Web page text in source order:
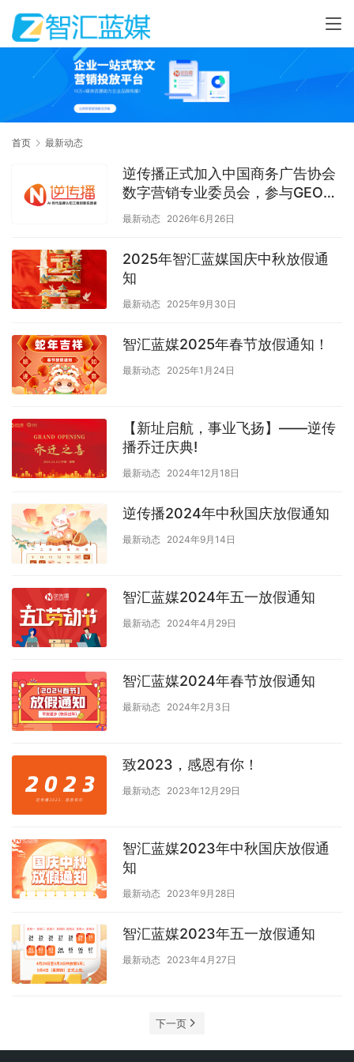
首页 最新动态
逆传播正式加入中国商务广告协会
数字营销专业委员会，参与GEO团
体标准制定
最新动态 2026年6月26日
2025年智汇蓝媒国庆中秋放假通
知
最新动态 2025年9月30日
智汇蓝媒2025年春节放假通知！
最新动态 2025年1月24日
【​新址启航，事业飞扬】——逆传
播乔迁庆典!
最新动态 2024年12月18日
逆传播2024年中秋国庆放假通知
最新动态 2024年9月14日
智汇蓝媒2024年五一放假通知
最新动态 2024年4月29日
智汇蓝媒2024年春节放假通知
最新动态 2024年2月3日
致2023，感恩有你！
最新动态 2023年12月29日
智汇蓝媒2023年中秋国庆放假通
知
最新动态 2023年9月28日
智汇蓝媒2023年五一放假通知
最新动态 2023年4月27日
下一页